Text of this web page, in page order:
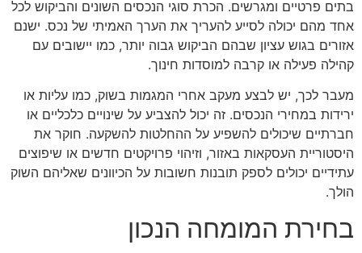
בתים פרטיים ומגרשים. הכרת סוגי הנכסים השונים והביקוש לכל
אחד מהם יכולה לסייע להעריך את הערך האמיתי של נכס. ישנם
אזורים בגוש עציון שבהם הביקוש גבוה יותר, כמו יישובים עם
קהילה פעילה או קרבה למוסדות חינוך.
מעבר לכך, יש לבצע מעקב אחרי המגמות בשוק, כמו עליות או
ירידות במחירי הנכסים. זה יכול להצביע על שינויים כלכליים או
חברתיים שיכולים להשפיע על ההחלטות להשקעה. חוקר את
היסטוריית העסקאות באזור, וזיהוי פרויקטים חדשים או שיפוצים
עתידיים יכולים לספק תובנות חשובות על הכיוונים שאליהם השוק
הולך.
בחירת המומחה הנכון